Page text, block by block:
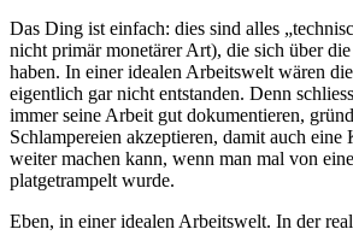
Das Ding ist einfach: dies sind alles
nicht primär monetärer Art), die sich über
haben. In einer idealen Arbeitswelt wären
eigentlich gar nicht entstanden. Denn
immer seine Arbeit gut dokumentieren,
Schlampereien akzeptieren, damit auch
weiter machen kann, wenn man mal von
platgetrampelt wurde.
Eben, in einer idealen Arbeitswelt. In der